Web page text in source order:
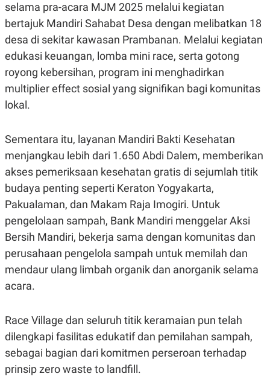
selama pra-acara MJM 2025 melalui kegiatan
bertajuk Mandiri Sahabat Desa dengan melibatkan 18
desa di sekitar kawasan Prambanan. Melalui kegiatan
edukasi keuangan, lomba mini race, serta gotong
royong kebersihan, program ini menghadirkan
multiplier effect sosial yang signifikan bagi komunitas
lokal.
Sementara itu, layanan Mandiri Bakti Kesehatan
menjangkau lebih dari 1.650 Abdi Dalem, memberikan
akses pemeriksaan kesehatan gratis di sejumlah titik
budaya penting seperti Keraton Yogyakarta,
Pakualaman, dan Makam Raja Imogiri. Untuk
pengelolaan sampah, Bank Mandiri menggelar Aksi
Bersih Mandiri, bekerja sama dengan komunitas dan
perusahaan pengelola sampah untuk memilah dan
mendaur ulang limbah organik dan anorganik selama
acara.
Race Village dan seluruh titik keramaian pun telah
dilengkapi fasilitas edukatif dan pemilahan sampah,
sebagai bagian dari komitmen perseroan terhadap
prinsip zero waste to landfill.